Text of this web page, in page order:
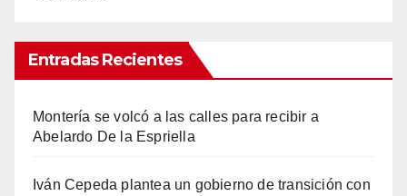
Entradas Recientes
Montería se volcó a las calles para recibir a
Abelardo De la Espriella
Iván Cepeda plantea un gobierno de transición con